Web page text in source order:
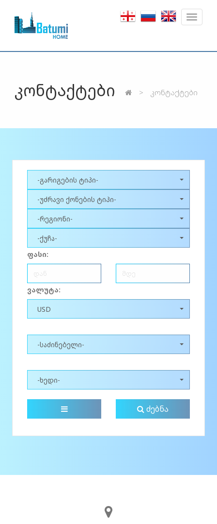
Toggle
კონტაქტები კონტაქტები
-გარიგების ტიპი-
-უძრავი ქონების ტიპი-
-რეგიონი-
-ქუჩა-
ფასი:
ვალუტა:
USD
-საძინებელი-
-ხედი-
ძებნა